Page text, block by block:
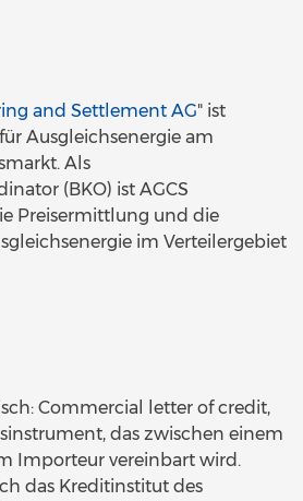
and Settlement AG" ist
Ausgleichsenergie am
Als
(BKO) ist AGCS
Preisermittlung und die
im Verteilergebiet
Commercial letter of credit,
das zwischen einem
Importeur vereinbart wird.
das Kreditinstitut des